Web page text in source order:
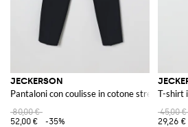
JECKERSON
Pantaloni con coulisse in cotone stretch
80,00 €
52,00 €
-35%
T-shirt
45,00 €
29,26 €